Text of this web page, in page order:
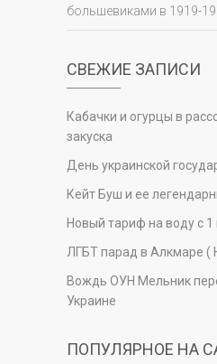
большевиками в 1919-
СВЕЖИЕ ЗАПИСИ
Кабачки и огурцы в
закуска
День украинской
Кейт Буш и ее
Новый тариф на воду с
ЛГБТ парад в Алкмаре (
Вождь ОУН Мельник
Украине
ПОПУЛЯРНОЕ НА